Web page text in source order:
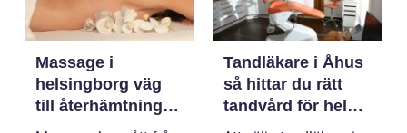
Massage i
helsingborg väg
till återhämtning
och hållbar hälsa
Tandläkare i Åhus
så hittar du rätt
tandvård för hela
familjen